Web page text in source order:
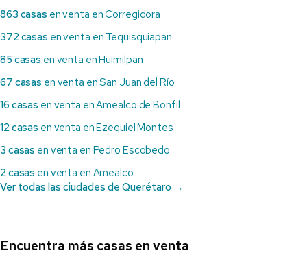
863 casas en venta en Corregidora
372 casas en venta en Tequisquiapan
85 casas en venta en Huimilpan
67 casas en venta en San Juan del Río
16 casas en venta en Amealco de Bonfil
12 casas en venta en Ezequiel Montes
3 casas en venta en Pedro Escobedo
2 casas en venta en Amealco
Ver todas las ciudades de Querétaro →
Encuentra más casas en venta